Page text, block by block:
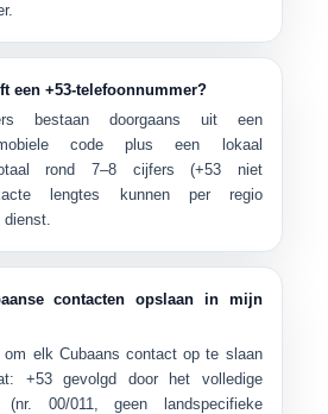
een +53-telefoonnummer?
bestaan ​​doorgaans uit een
code plus een lokaal
rond 7–8 cijfers (+53 niet
lengtes kunnen per regio
dienst.
contacten opslaan in mijn
elk Cubaans contact op te slaan
: +53gevolgd door het volledige
(nr. 00/011, geen landspecifieke